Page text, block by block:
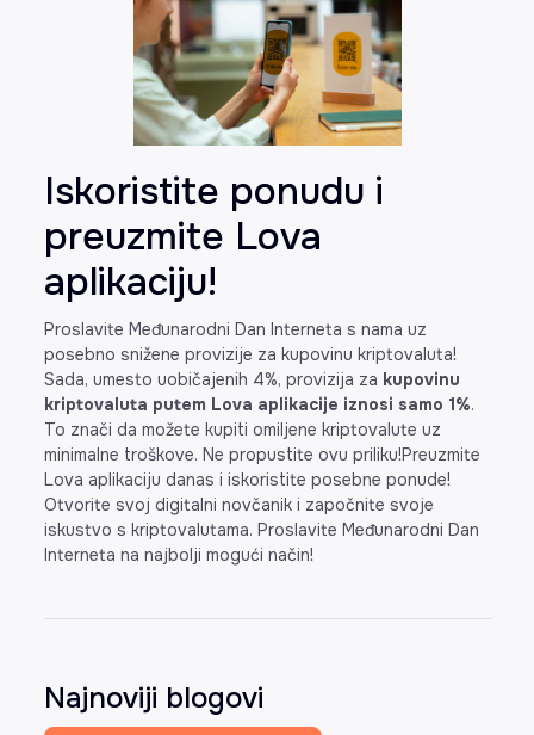
Iskoristite ponudu i
preuzmite Lova
aplikaciju!
Proslavite Međunarodni Dan Interneta s nama uz
posebno snižene provizije za kupovinu kriptovaluta!
Sada, umesto uobičajenih 4%, provizija za kupovinu
kriptovaluta putem Lova aplikacije iznosi samo 1%.
To znači da možete kupiti omiljene kriptovalute uz
minimalne troškove. Ne propustite ovu priliku!Preuzmite
Lova aplikaciju danas i iskoristite posebne ponude!
Otvorite svoj digitalni novčanik i započnite svoje
iskustvo s kriptovalutama. Proslavite Međunarodni Dan
Interneta na najbolji mogući način!
Najnoviji blogovi